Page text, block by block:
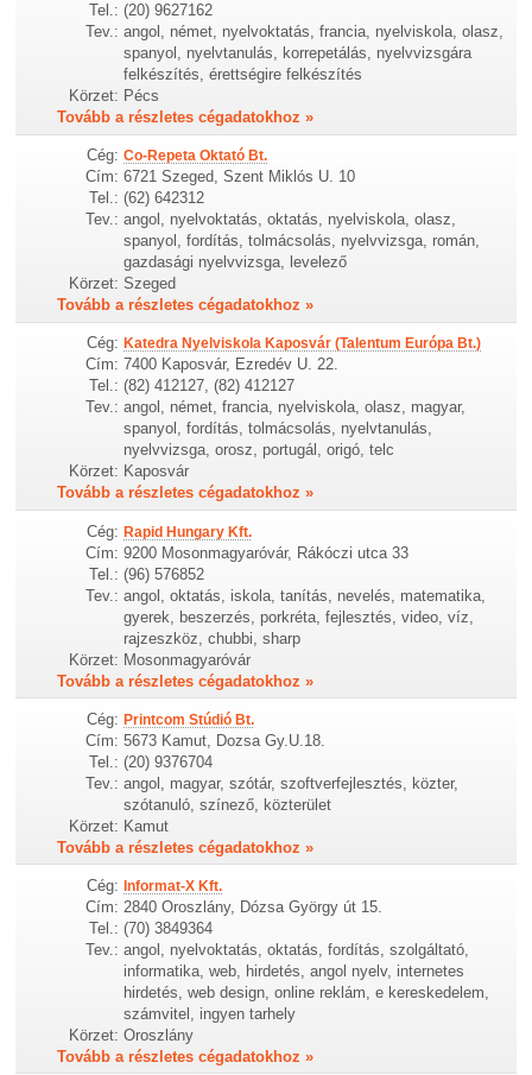
Tel.: (20) 9627162
Tev.: angol, német, nyelvoktatás, francia, nyelviskola, olasz,
spanyol, nyelvtanulás, korrepetálás, nyelvvizsgára
felkészítés, érettségire felkészítés
Körzet: Pécs
Tovább a részletes cégadatokhoz »
Cég: Co-Repeta Oktató Bt.
Cím: 6721 Szeged, Szent Miklós U. 10
Tel.: (62) 642312
Tev.: angol, nyelvoktatás, oktatás, nyelviskola, olasz,
spanyol, fordítás, tolmácsolás, nyelvvizsga, román,
gazdasági nyelvvizsga, levelező
Körzet: Szeged
Tovább a részletes cégadatokhoz »
Cég: Katedra Nyelviskola Kaposvár (Talentum Európa Bt.)
Cím: 7400 Kaposvár, Ezredév U. 22.
Tel.: (82) 412127, (82) 412127
Tev.: angol, német, francia, nyelviskola, olasz, magyar,
spanyol, fordítás, tolmácsolás, nyelvtanulás,
nyelvvizsga, orosz, portugál, origó, telc
Körzet: Kaposvár
Tovább a részletes cégadatokhoz »
Cég: Rapid Hungary Kft.
Cím: 9200 Mosonmagyaróvár, Rákóczi utca 33
Tel.: (96) 576852
Tev.: angol, oktatás, iskola, tanítás, nevelés, matematika,
gyerek, beszerzés, porkréta, fejlesztés, video, víz,
rajzeszköz, chubbi, sharp
Körzet: Mosonmagyaróvár
Tovább a részletes cégadatokhoz »
Cég: Printcom Stúdió Bt.
Cím: 5673 Kamut, Dozsa Gy.U.18.
Tel.: (20) 9376704
Tev.: angol, magyar, szótár, szoftverfejlesztés, közter,
szótanuló, színező, közterület
Körzet: Kamut
Tovább a részletes cégadatokhoz »
Cég: Informat-X Kft.
Cím: 2840 Oroszlány, Dózsa György út 15.
Tel.: (70) 3849364
Tev.: angol, nyelvoktatás, oktatás, fordítás, szolgáltató,
informatika, web, hirdetés, angol nyelv, internetes
hirdetés, web design, online reklám, e kereskedelem,
számvitel, ingyen tarhely
Körzet: Oroszlány
Tovább a részletes cégadatokhoz »